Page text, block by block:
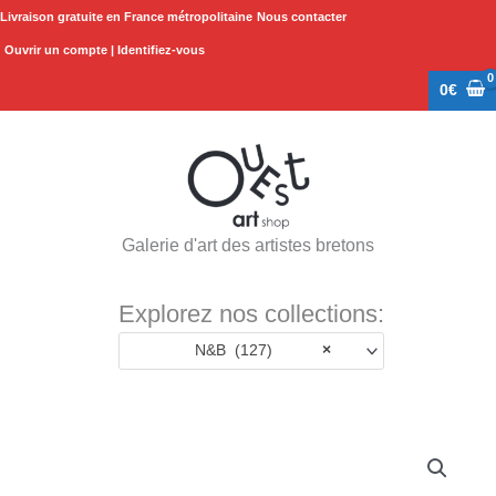
Aller
Livraison gratuite en France métropolitaine Nous contacter
Ouvrir un compte | Identifiez-vous
0€
Galerie d'art des artistes bretons
Explorez nos collections:
×
N&B (127)